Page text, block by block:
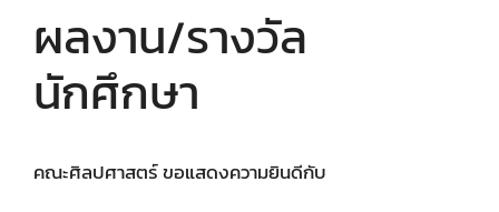
ผลงาน/รางวัล
นักศึกษา
คณะศิลปศาสตร์ ขอแสดงความยินดีกับ